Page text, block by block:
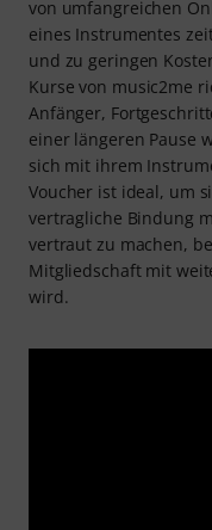
von umfangreichen
eines Instrumentes
und zu geringen
Kurse von music2me
Anfänger,
einer längeren Pause
sich mit ihrem
Voucher ist ideal, um
vertragliche Bindung
vertraut zu machen,
Mitgliedschaft mit
wird.